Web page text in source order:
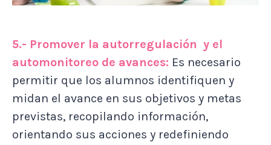
5.- Promover la autorregulación y el
automonitoreo de avances: Es necesario
permitir que los alumnos identifiquen y
midan el avance en sus objetivos y metas
previstas, recopilando información,
orientando sus acciones y redefiniendo